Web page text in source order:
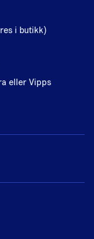
i butikk)
eller Vipps